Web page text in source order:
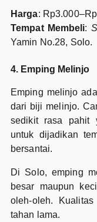
Harga:
Tempat Membeli:
Yamin No.28, Solo.
4. Emping Melinjo
Emping melinjo
dari biji melinjo.
sedikit rasa pahit
untuk dijadikan
bersantai.
Di Solo, emping
besar maupun
oleh-oleh.
tahan lama.